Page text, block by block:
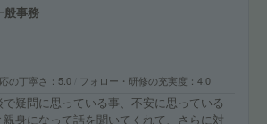
般事務
の丁寧さ 5.0 フォロー・研修の充実度 4.0
疑問に思っている事、不安に思っている
身になって話を聞いてくれて、さらに対